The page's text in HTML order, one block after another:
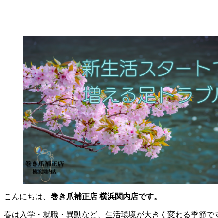
こんにちは、 巻き爪補正店 横浜関内店です。
春は入学・就職・異動など、生活環境が大きく変わる季節で